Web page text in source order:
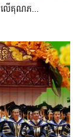
លើគុណភ...